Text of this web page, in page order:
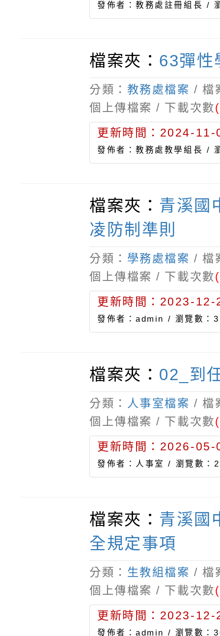
發佈者：教務處註冊組長 /
檔案夾： 63彈性
分類： 教務處檔案 / 檔
個上傳檔案 / 下載次數
更新時間：2024-
發佈者：教務處教學組長 /
檔案夾： 青溪國
凌防制準則
分類： 學務處檔案 / 檔
個上傳檔案 / 下載次數
更新時間：2023-
發佈者：admin / 瀏覽數：
檔案夾： 02_到
分類： 人事室檔案 / 檔
個上傳檔案 / 下載次數
更新時間：2026-
發佈者：人事室 / 瀏覽數：
檔案夾： 青溪國
全規定事項
分類： 生教組檔案 / 檔
個上傳檔案 / 下載次數
更新時間：2023-
發佈者：admin / 瀏覽數：